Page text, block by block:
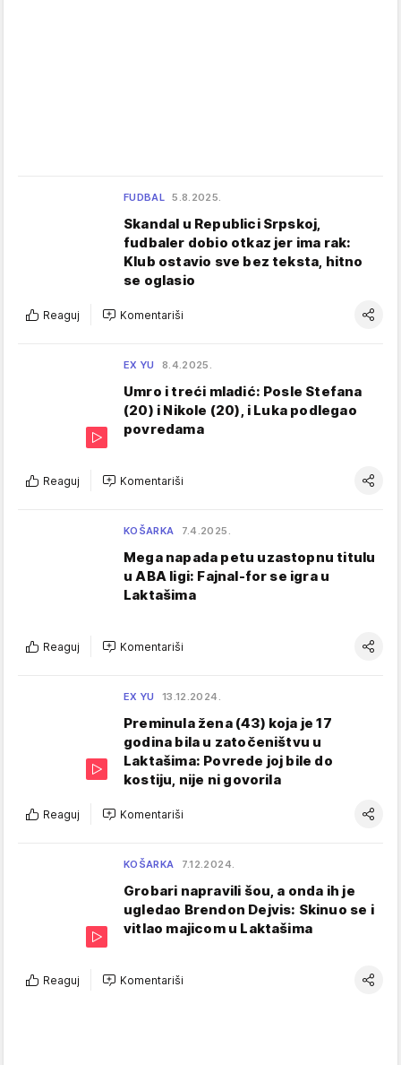
FUDBAL 5.8.2025.
Skandal u Republici Srpskoj,
fudbaler dobio otkaz jer ima rak:
Klub ostavio sve bez teksta, hitno
se oglasio
Reaguj Komentariši
EX YU 8.4.2025.
Umro i treći mladić: Posle Stefana
(20) i Nikole (20), i Luka podlegao
povredama
Reaguj Komentariši
KOŠARKA 7.4.2025.
Mega napada petu uzastopnu titulu
u ABA ligi: Fajnal-for se igra u
Laktašima
Reaguj Komentariši
EX YU 13.12.2024.
Preminula žena (43) koja je 17
godina bila u zatočeništvu u
Laktašima: Povrede joj bile do
kostiju, nije ni govorila
Reaguj Komentariši
KOŠARKA 7.12.2024.
Grobari napravili šou, a onda ih je
ugledao Brendon Dejvis: Skinuo se i
vitlao majicom u Laktašima
Reaguj Komentariši